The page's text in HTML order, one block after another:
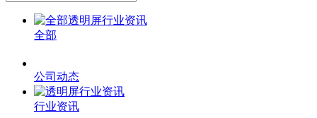
全部
公司动态
行业资讯